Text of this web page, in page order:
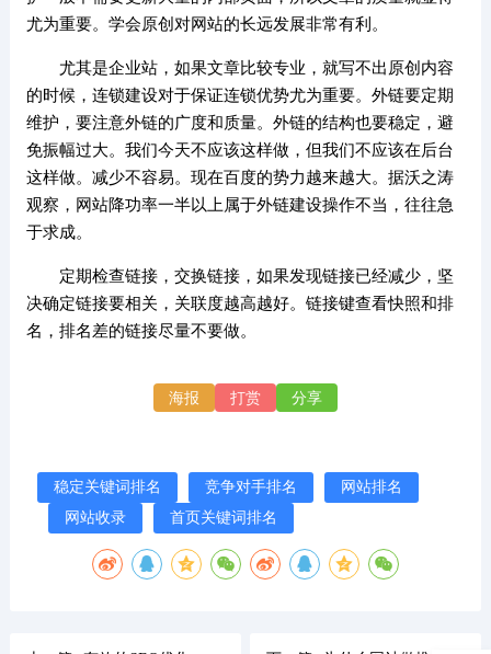
尤为重要。学会原创对网站的长远发展非常有利。
尤其是企业站，如果文章比较专业，就写不出原创内容
的时候，连锁建设对于保证连锁优势尤为重要。外链要定期
维护，要注意外链的广度和质量。外链的结构也要稳定，避
免振幅过大。我们今天不应该这样做，但我们不应该在后台
这样做。减少不容易。现在百度的势力越来越大。据沃之涛
观察，网站降功率一半以上属于外链建设操作不当，往往急
于求成。
定期检查链接，交换链接，如果发现链接已经减少，坚
决确定链接要相关，关联度越高越好。链接键查看快照和排
名，排名差的链接尽量不要做。
海报 打赏 分享
稳定关键词排名 竞争对手排名
网站排名
网站收录
首页关键词排名